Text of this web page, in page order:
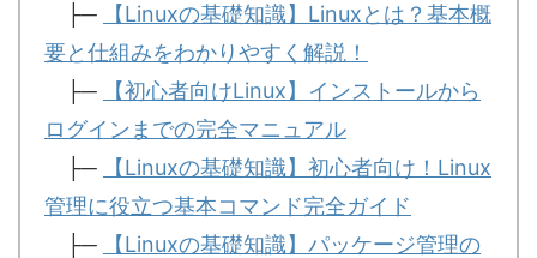
├─
【Linuxの基礎知識】Linuxとは？基本概
要と仕組みをわかりやすく解説！
├─
【初心者向けLinux】インストールから
ログインまでの完全マニュアル
├─
【Linuxの基礎知識】初心者向け！Linux
管理に役立つ基本コマンド完全ガイド
├─
【Linuxの基礎知識】パッケージ管理の